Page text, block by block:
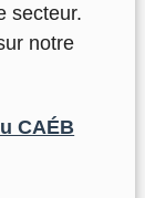
secteur.
notre
CAÉB